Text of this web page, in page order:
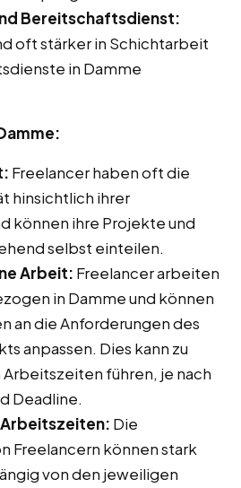
Bereitschaftsdienst:
oft stärker in Schichtarbeit
in Damme
Freelancer haben oft die
hinsichtlich ihrer
können ihre Projekte und
selbst einteilen.
Arbeit: Freelancer arbeiten
in Damme und können
an die Anforderungen des
anpassen. Dies kann zu
führen, je nach
Deadline.
Die
Freelancern können stark
von den jeweiligen